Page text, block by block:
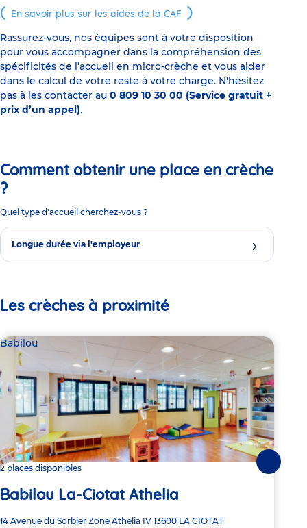
En savoir plus sur les aides de la CAF
Rassurez-vous, nos équipes sont à votre disposition
pour vous accompagner dans la compréhension des
spécificités de l’accueil en micro-crèche et vous aider
dans le calcul de votre reste à votre charge. N'hésitez
pas à les contacter au 0 809 10 30 00 (Service gratuit +
prix d’un appel).
Comment obtenir une place en crèche
?
Quel type d'accueil cherchez-vous ?
Longue durée via l'employeur
Les crèches à proximité
Babilou
2 places disponibles
Babilou La-Ciotat Athelia
Adresse
14 Avenue du Sorbier Zone Athelia IV 13600 LA CIOTAT